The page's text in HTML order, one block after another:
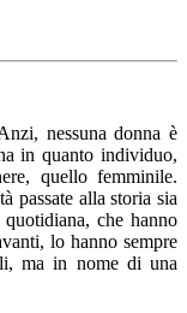
nessuna donna è
in quanto individuo,
quello femminile.
passate alla storia sia
che hanno
lo hanno sempre
ma in nome di una